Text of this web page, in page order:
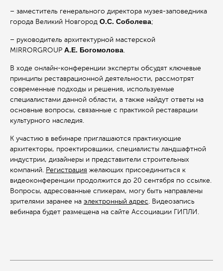
– заместитель генерального директора музея-заповедника
города Великий Новгород О.С. Соболева;
– руководитель архитектурной мастерской
MIRRORGROUP А.Е. Богомолова.
В ходе онлайн-конференции эксперты обсудят ключевые
принципы реставрационной деятельности, рассмотрят
современные подходы и решения, используемые
специалистами данной области, а также найдут ответы на
основные вопросы, связанные с практикой реставрации
культурного наследия.
К участию в вебинаре приглашаются практикующие
архитекторы, проектировщики, специалисты ландшафтной
индустрии, дизайнеры и представители строительных
компаний. Регистрация желающих присоединиться к
видеоконференции продолжится до 20 сентября по ссылке.
Вопросы, адресованные спикерам, могу быть направлены
зрителями заранее на электронный адрес. Видеозапись
вебинара будет размещена на сайте Ассоциации ГИПЛИ.